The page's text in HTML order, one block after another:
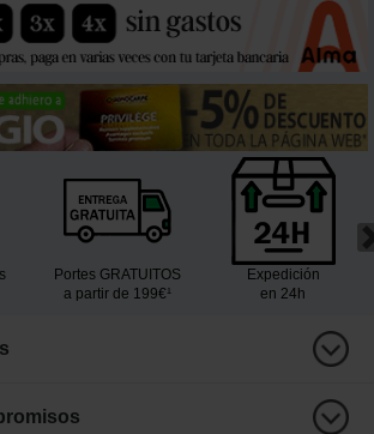
Portes GRATUITOS
a partir de 199€¹
Expedición
en 24h